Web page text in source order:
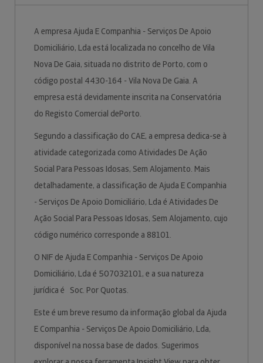
A empresa Ajuda E Companhia - Serviços De Apoio
Domiciliário, Lda está localizada no concelho de Vila
Nova De Gaia, situada no distrito de Porto, com o
código postal 4430-164 - Vila Nova De Gaia. A
empresa está devidamente inscrita na Conservatória
do Registo Comercial dePorto.
Segundo a classificação do CAE, a empresa dedica-se à
atividade categorizada como Atividades De Ação
Social Para Pessoas Idosas, Sem Alojamento. Mais
detalhadamente, a classificação de Ajuda E Companhia
- Serviços De Apoio Domiciliário, Lda é Atividades De
Ação Social Para Pessoas Idosas, Sem Alojamento, cujo
código numérico corresponde a 88101.
O NIF de Ajuda E Companhia - Serviços De Apoio
Domiciliário, Lda é 507032101, e a sua natureza
jurídica é Soc. Por Quotas.
Este é um breve resumo da informação global da Ajuda
E Companhia - Serviços De Apoio Domiciliário, Lda,
disponível na nossa base de dados. Sugerimos